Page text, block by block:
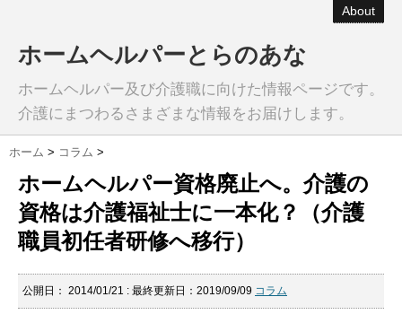
About
ホームヘルパーとらのあな
ホームヘルパー及び介護職に向けた情報ページです。
介護にまつわるさまざまな情報をお届けします。
ホーム > コラム >
ホームヘルパー資格廃止へ。介護の
資格は介護福祉士に一本化？（介護
職員初任者研修へ移行）
公開日： 2014/01/21 : 最終更新日：2019/09/09 コラム